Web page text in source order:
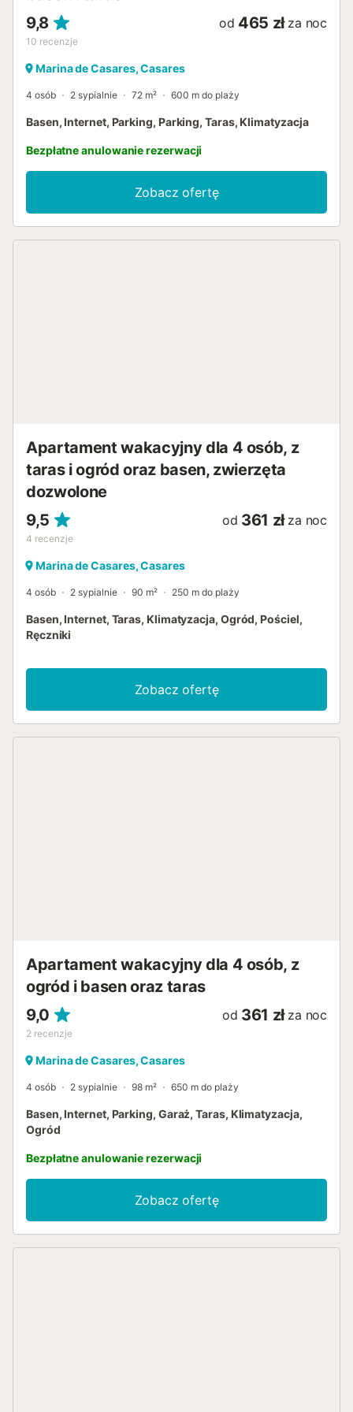
9,8
10 recenzje
od 465 zł za noc
Marina de Casares, Casares
4 osób 2 sypialnie 72 m² 600 m do plaży
Basen, Internet, Parking, Parking, Taras, Klimatyzacja
Bezpłatne anulowanie rezerwacji
Zobacz ofertę
Apartament wakacyjny dla 4 osób, z
taras i ogród oraz basen, zwierzęta
dozwolone
9,5
4 recenzje
od 361 zł za noc
Marina de Casares, Casares
4 osób 2 sypialnie 90 m² 250 m do plaży
Basen, Internet, Taras, Klimatyzacja, Ogród, Pościel,
Ręczniki
Zobacz ofertę
Apartament wakacyjny dla 4 osób, z
ogród i basen oraz taras
9,0
2 recenzje
od 361 zł za noc
Marina de Casares, Casares
4 osób 2 sypialnie 98 m² 650 m do plaży
Basen, Internet, Parking, Garaż, Taras, Klimatyzacja,
Ogród
Bezpłatne anulowanie rezerwacji
Zobacz ofertę